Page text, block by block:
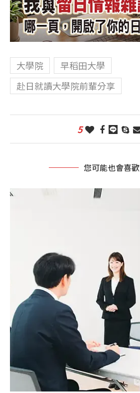
大學院
早稻田大學
赴日就讀大學院前輩分享
5
您可能也會喜歡